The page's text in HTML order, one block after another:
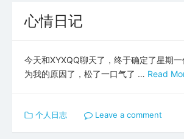
心情日记
今天和XYXQQ聊天了，终于确定了星期
为我的原因了，松了一口气了 … Read
个人日志 Leave a comment